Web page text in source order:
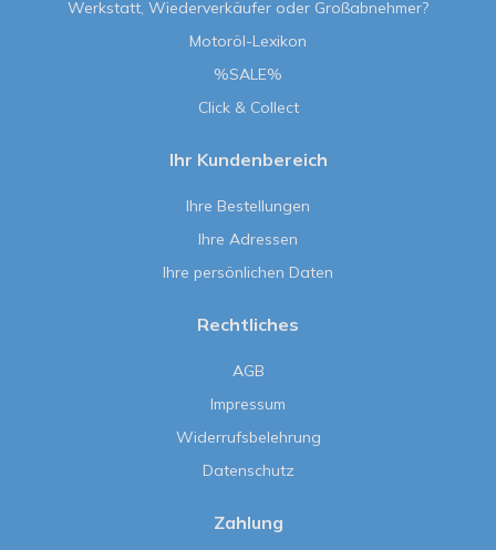
Werkstatt, Wiederverkäufer oder Großabnehmer?
Motoröl-Lexikon
%SALE%
Click & Collect
Ihr Kundenbereich
Ihre Bestellungen
Ihre Adressen
Ihre persönlichen Daten
Rechtliches
AGB
Impressum
Widerrufsbelehrung
Datenschutz
Zahlung